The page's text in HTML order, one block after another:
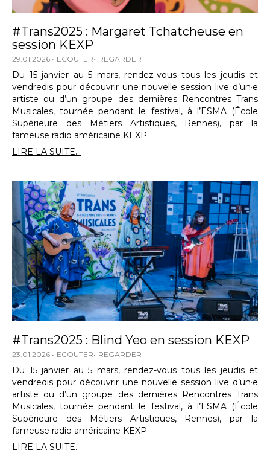
#Trans2025 : Margaret Tchatcheuse en
session KEXP
29.01.2026 ECOUTER REGARDER
Du 15 janvier au 5 mars, rendez-vous tous les jeudis et
vendredis pour découvrir une nouvelle session live d’un·e
artiste ou d’un groupe des dernières Rencontres Trans
Musicales, tournée pendant le festival, à l’ESMA (École
Supérieure des Métiers Artistiques, Rennes), par la
fameuse radio américaine KEXP.
LIRE LA SUITE...
#Trans2025 : Blind Yeo en session KEXP
23.01.2026 ECOUTER REGARDER
Du 15 janvier au 5 mars, rendez-vous tous les jeudis et
vendredis pour découvrir une nouvelle session live d’un·e
artiste ou d’un groupe des dernières Rencontres Trans
Musicales, tournée pendant le festival, à l’ESMA (École
Supérieure des Métiers Artistiques, Rennes), par la
fameuse radio américaine KEXP.
LIRE LA SUITE...